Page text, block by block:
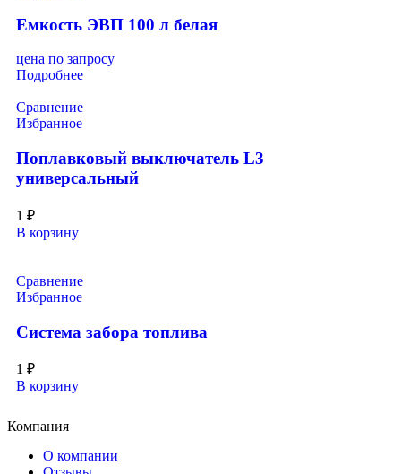
Емкость ЭВП 100 л белая
цена по запросу
Подробнее
Сравнение
Избранное
Поплавковый выключатель L3
универсальный
1 ₽
В корзину
Сравнение
Избранное
Система забора топлива
1 ₽
В корзину
Компания
О компании